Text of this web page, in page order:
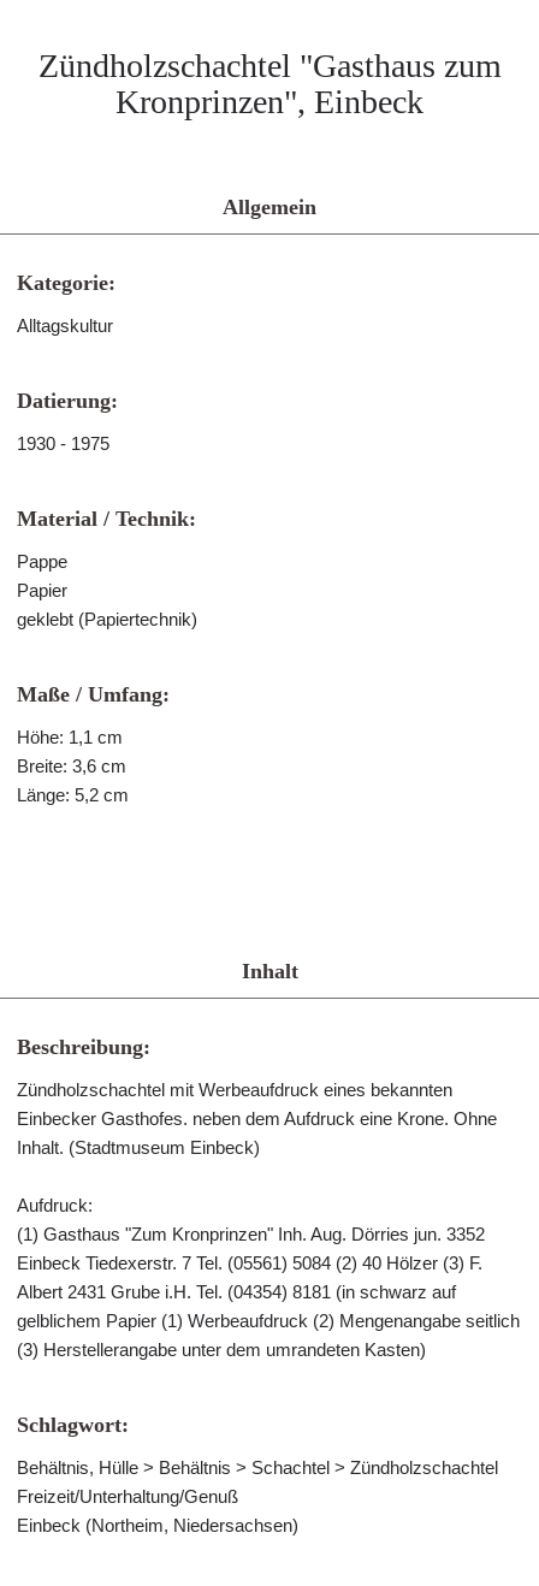
Zündholzschachtel "Gasthaus zum
Kronprinzen", Einbeck
Allgemein
Kategorie:
Alltagskultur
Datierung:
1930 - 1975
Material / Technik:
Pappe
Papier
geklebt (Papiertechnik)
Maße / Umfang:
Höhe: 1,1 cm
Breite: 3,6 cm
Länge: 5,2 cm
Inhalt
Beschreibung:
Zündholzschachtel mit Werbeaufdruck eines bekannten
Einbecker Gasthofes. neben dem Aufdruck eine Krone. Ohne
Inhalt. (Stadtmuseum Einbeck)
Aufdruck:
(1) Gasthaus "Zum Kronprinzen" Inh. Aug. Dörries jun. 3352
Einbeck Tiedexerstr. 7 Tel. (05561) 5084 (2) 40 Hölzer (3) F.
Albert 2431 Grube i.H. Tel. (04354) 8181 (in schwarz auf
gelblichem Papier (1) Werbeaufdruck (2) Mengenangabe seitlich
(3) Herstellerangabe unter dem umrandeten Kasten)
Schlagwort:
Behältnis, Hülle > Behältnis > Schachtel > Zündholzschachtel
Freizeit/Unterhaltung/Genuß
Einbeck (Northeim, Niedersachsen)